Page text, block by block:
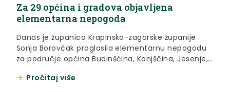
Za 29 općina i gradova objavljena
elementarna nepogoda
Danas je županica Krapinsko-zagorske županije
Sonja Borovčak proglasila elementarnu nepogodu
za područje općina Budinšćina, Konjščina, Jesenje,
te područje grada Zlatar.
Pročitaj više